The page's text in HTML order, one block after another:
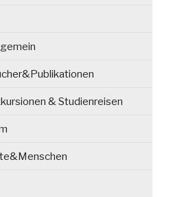
& Studienreisen